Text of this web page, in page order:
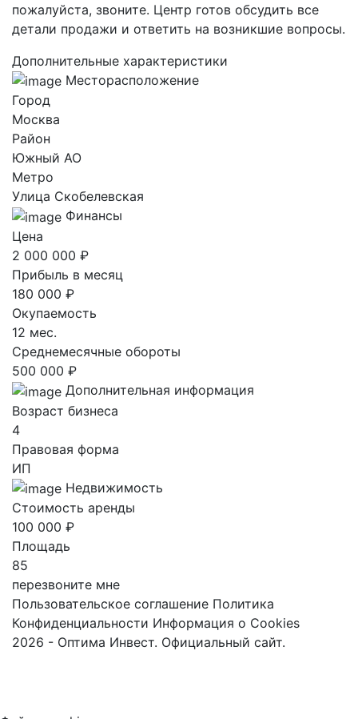
пожалуйста, звоните. Центр готов обсудить все
детали продажи и ответить на возникшие вопросы.
Дополнительные характеристики
Месторасположение
Город
Москва
Район
Южный AO
Метро
Улица Скобелевская
Финансы
Цена
2 000 000 ₽
Прибыль в месяц
180 000 ₽
Окупаемость
12 мес.
Среднемесячные обороты
500 000 ₽
Дополнительная информация
Возраст бизнеса
4
Правовая форма
ИП
Недвижимость
Стоимость аренды
100 000 ₽
Площадь
85
перезвоните мне
Пользовательское соглашение Политика
Конфиденциальности Информация о Cookies
2026 - Оптима Инвест. Официальный сайт.